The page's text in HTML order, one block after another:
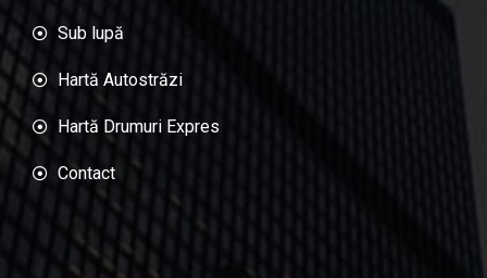
Sub lupă
Hartă Autostrăzi
Hartă Drumuri Expres
Contact